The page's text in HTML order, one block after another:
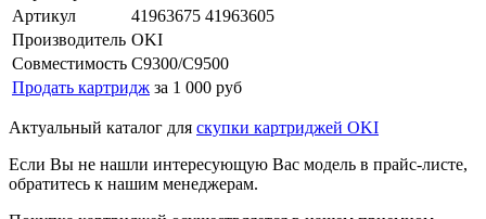
Артикул
41963675 41963605
Производитель OKI
Совместимость C9300/C9500
Продать картридж за 1 000 руб
Актуальный каталог для скупки картриджей OKI
Если Вы не нашли интересующую Вас модель в прайс-листе,
обратитесь к нашим менеджерам.